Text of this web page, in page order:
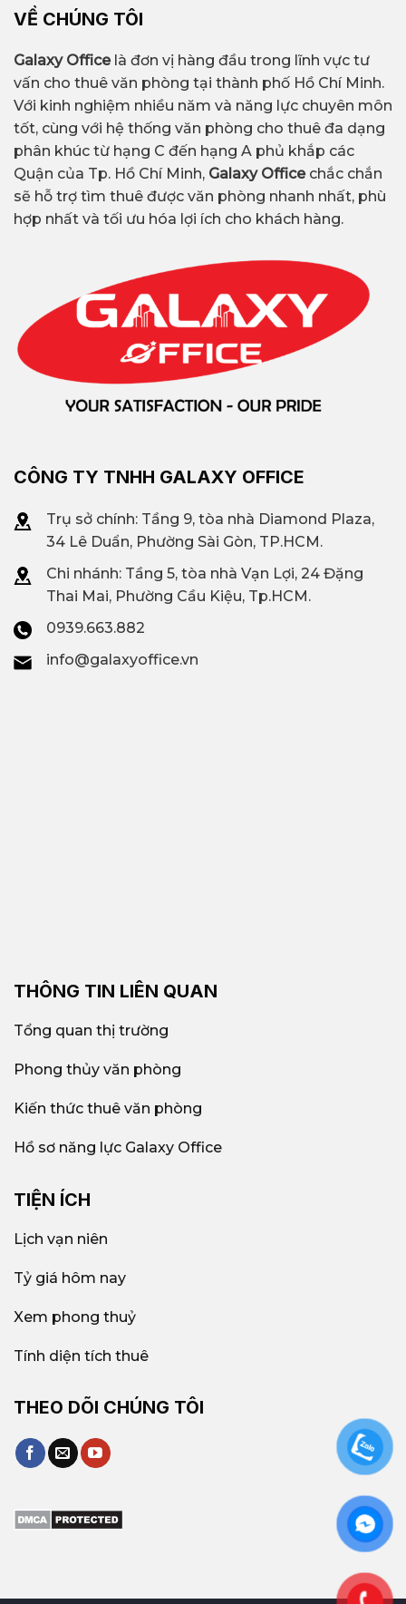
VỀ CHÚNG TÔI
Galaxy Officelà đơn vị hàng đầu trong lĩnh vực tư
vấn cho thuê văn phòng tại thành phố Hồ Chí Minh.
Với kinh nghiệm nhiều năm và năng lực chuyên môn
tốt, cùng với hệ thống văn phòng cho thuê đa dạng
phân khúc từ hạng C đến hạng A phủ khắp các
Quận của Tp. Hồ Chí Minh, Galaxy Office chắc chắn
sẽ hỗ trợ tìm thuê được văn phòng nhanh nhất, phù
hợp nhất và tối ưu hóa lợi ích cho khách hàng.
CÔNG TY TNHH GALAXY OFFICE
Trụ sở chính: Tầng 9, tòa nhà Diamond Plaza,
34 Lê Duẩn, Phường Sài Gòn, TP.HCM.
Chi nhánh: Tầng 5, tòa nhà Vạn Lợi, 24 Đặng
Thai Mai, Phường Cầu Kiệu, Tp.HCM.
0939.663.882
info@galaxyoffice.vn
THÔNG TIN LIÊN QUAN
Tổng quan thị trường
Phong thủy văn phòng
Kiến thức thuê văn phòng
Hồ sơ năng lực Galaxy Office
TIỆN ÍCH
Lịch vạn niên
Tỷ giá hôm nay
Xem phong thuỷ
Tính diện tích thuê
THEO DÕI CHÚNG TÔI